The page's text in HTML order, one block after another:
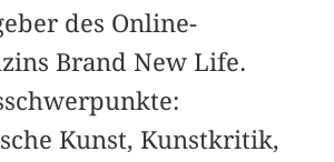
des Online-
Brand New Life.
Kunst, Kunstkritik,